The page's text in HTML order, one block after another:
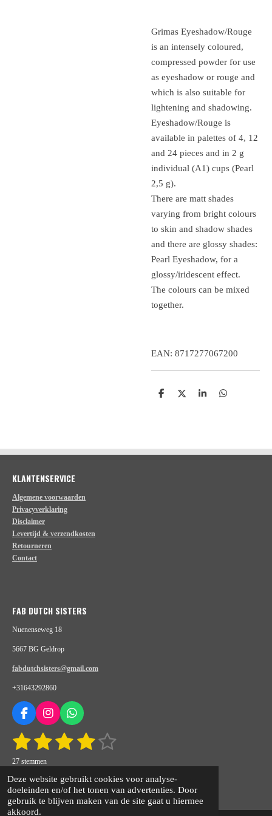
Deze website gebruikt cookies voor analyse-
doeleinden en/of het tonen van advertenties. Door
gebruik te blijven maken van de site gaat u hiermee
akkoord.
Grimas Eyeshadow/Rouge
is an intensely coloured,
compressed powder for use
as eyeshadow or rouge and
which is also suitable for
lightening and shadowing.
Eyeshadow/Rouge is
available in palettes of 4, 12
and 24 pieces and in 2 g
individual (A1) cups (Pearl
2,5 g).
There are matt shades
varying from bright colours
to skin and shadow shades
and there are glossy shades:
Pearl Eyeshadow, for a
glossy/iridescent effect.
The colours can be mixed
together.
EAN: 8717277067200
D
D
S
D
KLANTENSERVICE
Algemene voorwaarden
Privacyverklaring
Disclaimer
Levertijd & verzendkosten
Retourneren
Contact
FAB DUTCH SISTERS
Nuenenseweg 18
5667 BG Geldrop
fabdutchsisters@gmail.com
+31643292860
F
c
e
b
o
k
I
s
t
r
a
m
W
a
p
p
R
t
i
g
:
1
s
t
e
2
s
t
e
3
s
t
e
4
s
t
e
5
s
t
e
e
n
27 stemmen
Powered by JouwWeb